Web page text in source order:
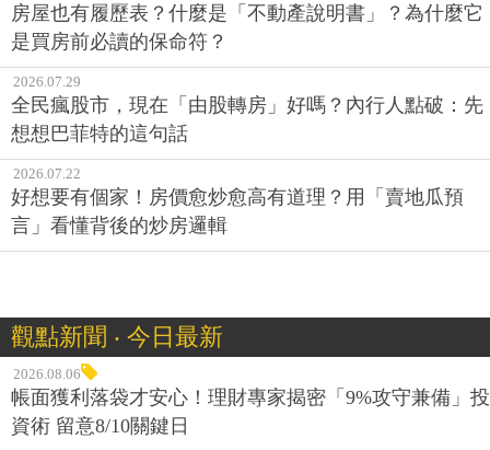
是買房前必讀的保命符？
2026.07.29
全民瘋股市，現在「由股轉房」好嗎？內行人點破：先
想想巴菲特的這句話
2026.07.22
好想要有個家！房價愈炒愈高有道理？用「賣地瓜預
言」看懂背後的炒房邏輯
觀點新聞 ‧ 今日最新
2026.08.06
帳面獲利落袋才安心！理財專家揭密「9%攻守兼備」投
資術 留意8/10關鍵日
2026.08.04